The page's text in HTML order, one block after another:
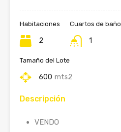
Habitaciones
2
Cuartos de baño
1
Tamaño del Lote
600 mts2
Descripción
VENDO